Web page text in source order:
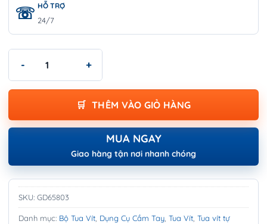
HỖ TRỢ
24/7
THÊM VÀO GIỎ HÀNG
MUA NGAY
Giao hàng tận nơi nhanh chóng
SKU: GD65803
Danh mục: Bộ Tua Vít Dụng Cụ Cầm Tay Tua Vít Tua vít tự